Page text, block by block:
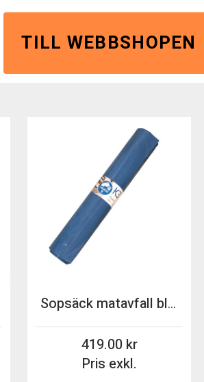
TILL WEBBSHOPEN
Sopsäck matavfall blå/svart 125lit coex K3 120st/krt
Pris exkl.
419.00